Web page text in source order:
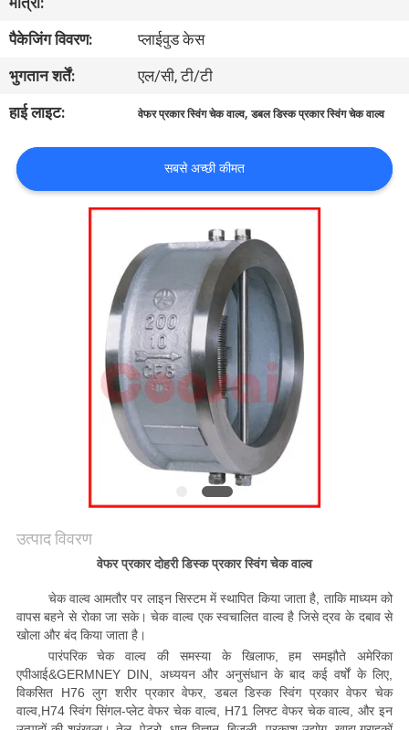
कारखाने
दौरा
गुणवत्ता
नियंत्रण
PRIVACY
POLICY
पैकेजिंग विवरण:
प्लाईवुड केस
भुगतान शर्तें:
एल/सी, टी/टी
हाई लाइट:
वेफर प्रकार स्विंग चेक वाल्व,डबल डिस्क प्रकार स्विंग चेक वाल्व
सबसे अच्छी कीमत
उत्पाद विवरण
वेफर प्रकार दोहरी डिस्क प्रकार स्विंग चेक वाल्व
चेक वाल्व आमतौर पर लाइन सिस्टम में स्थापित किया जाता है, ताकि माध्यम को
वापस बहने से रोका जा सके। चेक वाल्व एक स्वचालित वाल्व है जिसे द्रव के दबाव से
खोला और बंद किया जाता है।
पारंपरिक चेक वाल्व की समस्या के खिलाफ, हम समझौते अमेरिका
एपीआई&GERMNEY DIN, अध्ययन और अनुसंधान के बाद कई वर्षों के लिए,
विकसित H76 लुग शरीर प्रकार वेफर, डबल डिस्क स्विंग प्रकार वेफर चेक
वाल्व,H74 स्विंग सिंगल-प्लेट वेफर चेक वाल्व, H71 लिफ्ट वेफर चेक वाल्व, और इन